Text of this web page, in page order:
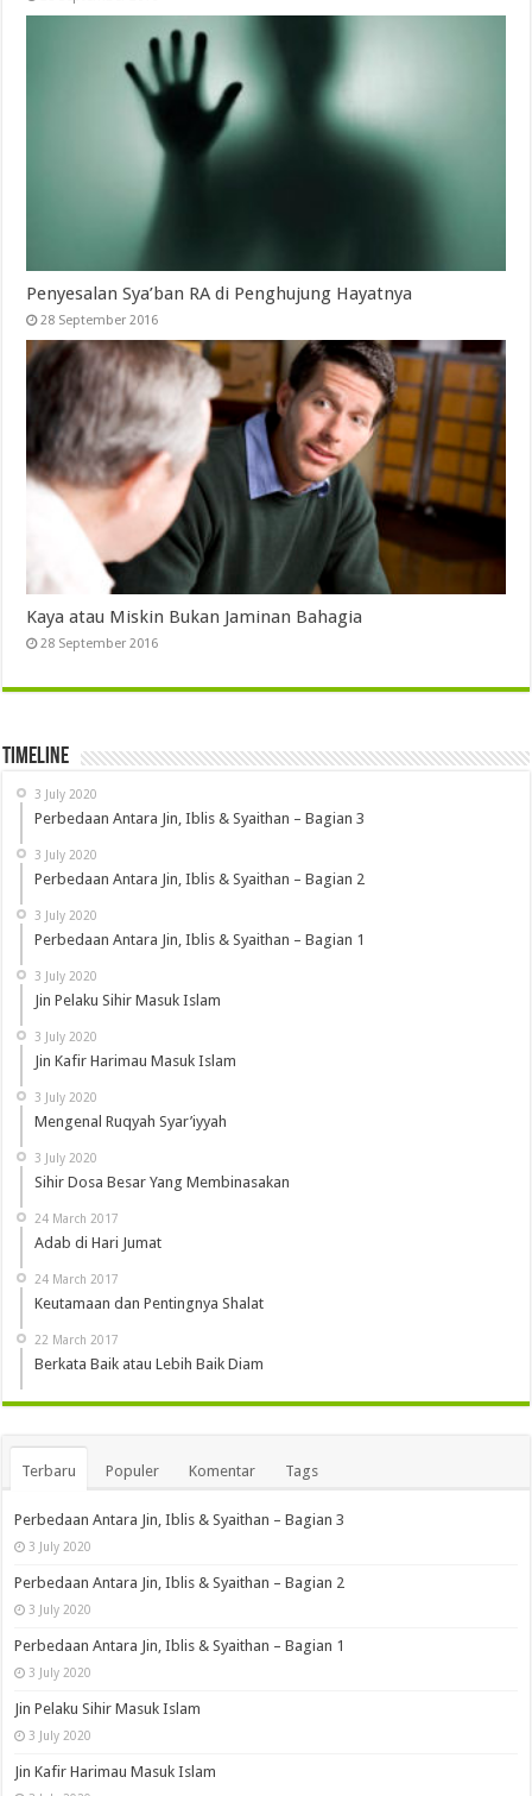
Penyesalan Sya’ban RA di Penghujung Hayatnya
28 September 2016
Kaya atau Miskin Bukan Jaminan Bahagia
28 September 2016
Timeline
3 July 2020
Perbedaan Antara Jin, Iblis & Syaithan – Bagian 3
3 July 2020
Perbedaan Antara Jin, Iblis & Syaithan – Bagian 2
3 July 2020
Perbedaan Antara Jin, Iblis & Syaithan – Bagian 1
3 July 2020
Jin Pelaku Sihir Masuk Islam
3 July 2020
Jin Kafir Harimau Masuk Islam
3 July 2020
Mengenal Ruqyah Syar’iyyah
3 July 2020
Sihir Dosa Besar Yang Membinasakan
24 March 2017
Adab di Hari Jumat
24 March 2017
Keutamaan dan Pentingnya Shalat
22 March 2017
Berkata Baik atau Lebih Baik Diam
Terbaru Populer Komentar Tags
Perbedaan Antara Jin, Iblis & Syaithan – Bagian 3
3 July 2020
Perbedaan Antara Jin, Iblis & Syaithan – Bagian 2
3 July 2020
Perbedaan Antara Jin, Iblis & Syaithan – Bagian 1
3 July 2020
Jin Pelaku Sihir Masuk Islam
3 July 2020
Jin Kafir Harimau Masuk Islam